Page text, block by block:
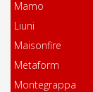
Mamo
Liuni
Maisonfire
Metaform
Montegrappa